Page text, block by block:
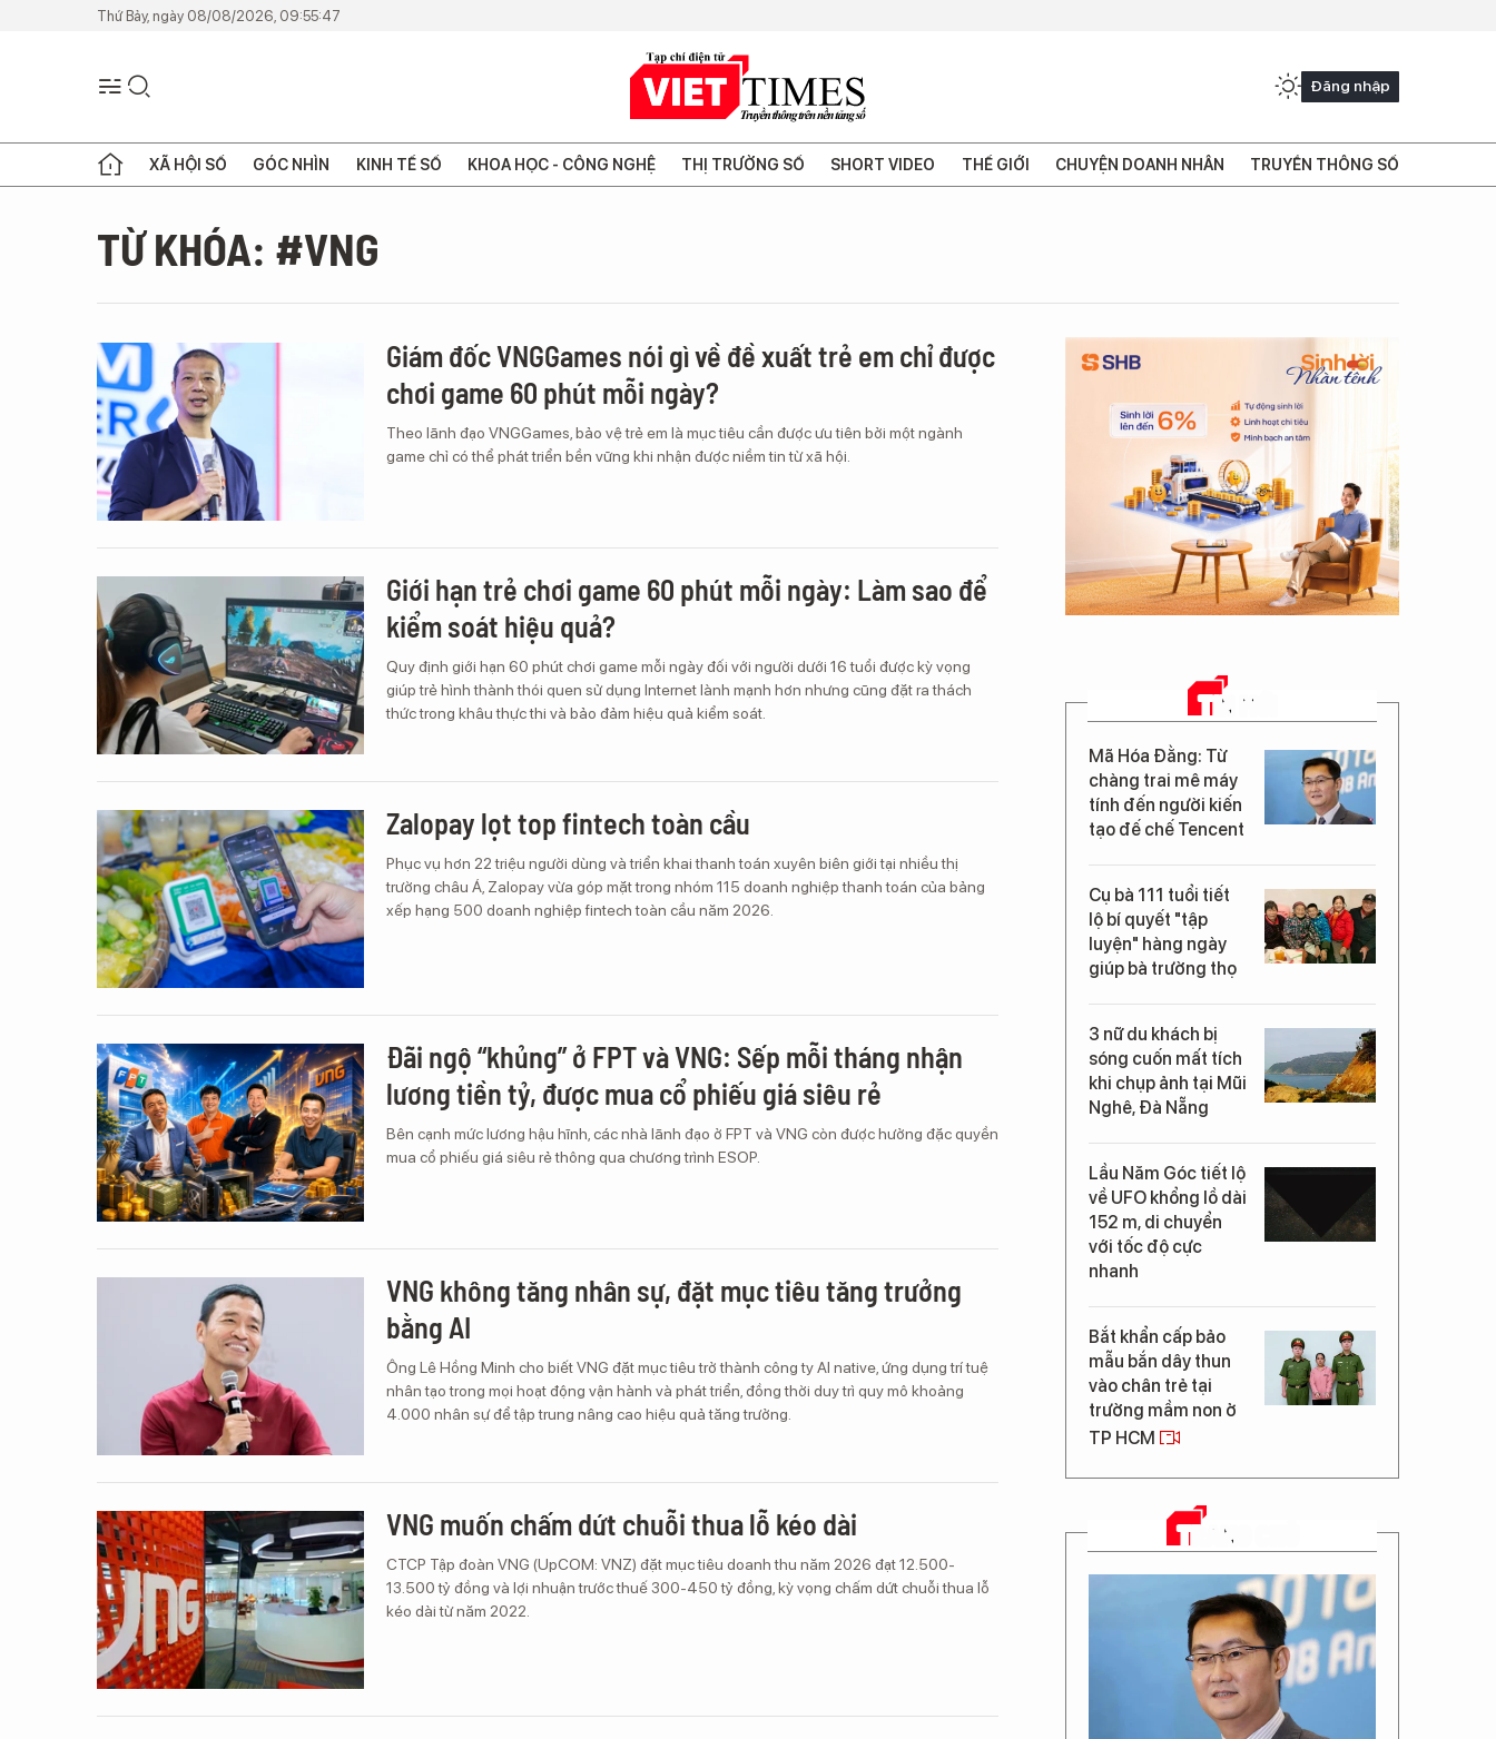
Thứ Bảy, ngày 08/08/2026, 09:55:47
Đăng nhập
XÃ HỘI SỐ GÓC NHÌN KINH TẾ SỐ KHOA HỌC - CÔNG NGHỆ THỊ TRƯỜNG SỐ SHORT VIDEO THẾ GIỚI CHUYỆN DOANH NHÂN TRUYỀN THÔNG SỐ
TỪ KHÓA: #VNG
Giám đốc VNGGames nói gì về đề xuất trẻ em chỉ được
chơi game 60 phút mỗi ngày?
Theo lãnh đạo VNGGames, bảo vệ trẻ em là mục tiêu cần được ưu tiên bởi một ngành
game chỉ có thể phát triển bền vững khi nhận được niềm tin từ xã hội.
Giới hạn trẻ chơi game 60 phút mỗi ngày: Làm sao để
kiểm soát hiệu quả?
Quy định giới hạn 60 phút chơi game mỗi ngày đối với người dưới 16 tuổi được kỳ vọng
giúp trẻ hình thành thói quen sử dụng Internet lành mạnh hơn nhưng cũng đặt ra thách
thức trong khâu thực thi và bảo đảm hiệu quả kiểm soát.
Zalopay lọt top fintech toàn cầu
Phục vụ hơn 22 triệu người dùng và triển khai thanh toán xuyên biên giới tại nhiều thị
trường châu Á, Zalopay vừa góp mặt trong nhóm 115 doanh nghiệp thanh toán của bảng
xếp hạng 500 doanh nghiệp fintech toàn cầu năm 2026.
Đãi ngộ “khủng” ở FPT và VNG: Sếp mỗi tháng nhận
lương tiền tỷ, được mua cổ phiếu giá siêu rẻ
Bên cạnh mức lương hậu hĩnh, các nhà lãnh đạo ở FPT và VNG còn được hưởng đặc quyền
mua cổ phiếu giá siêu rẻ thông qua chương trình ESOP.
VNG không tăng nhân sự, đặt mục tiêu tăng trưởng
bằng AI
Ông Lê Hồng Minh cho biết VNG đặt mục tiêu trở thành công ty AI native, ứng dụng trí tuệ
nhân tạo trong mọi hoạt động vận hành và phát triển, đồng thời duy trì quy mô khoảng
4.000 nhân sự để tập trung nâng cao hiệu quả tăng trưởng.
VNG muốn chấm dứt chuỗi thua lỗ kéo dài
CTCP Tập đoàn VNG (UpCOM: VNZ) đặt mục tiêu doanh thu năm 2026 đạt 12.500-
13.500 tỷ đồng và lợi nhuận trước thuế 300-450 tỷ đồng, kỳ vọng chấm dứt chuỗi thua lỗ
kéo dài từ năm 2022.
TIN MỚI
Mã Hóa Đằng: Từ
chàng trai mê máy
tính đến người kiến
tạo đế chế Tencent
Cụ bà 111 tuổi tiết
lộ bí quyết "tập
luyện" hàng ngày
giúp bà trường thọ
3 nữ du khách bị
sóng cuốn mất tích
khi chụp ảnh tại Mũi
Nghê, Đà Nẵng
Lầu Năm Góc tiết lộ
về UFO khổng lồ dài
152 m, di chuyển
với tốc độ cực
nhanh
Bắt khẩn cấp bảo
mẫu bắn dây thun
vào chân trẻ tại
trường mầm non ở
TP HCM
TRANG CHỦ